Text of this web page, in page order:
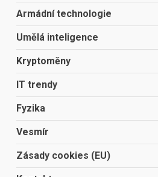
Armádní technologie
Umělá inteligence
Kryptoměny
IT trendy
Fyzika
Vesmír
Zásady cookies (EU)